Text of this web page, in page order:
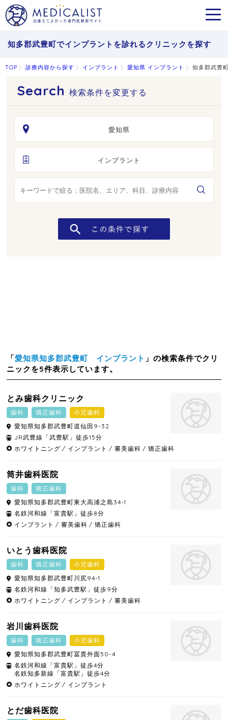
知多郡武豊町でインプラントを診れるクリニックを探す
TOP 診療内容から探す インプラント 愛知県 インプラント 知多郡武豊
検索条件を変更する
愛知県
インプラント
「愛知県知多郡武豊町 インプラント 」の検索条件でクリ
ニックを5件表示しています。
とみ歯科クリニック
歯科 矯正歯科
小児歯科
愛知県知多郡武豊町道仙田9-32
JR武豊線「武豊駅」徒歩15分
ホワイトニング
インプラント 審美歯科 矯正歯科
筒井歯科医院
歯科
矯正歯科
愛知県知多郡武豊町東大高浦之島34-1
名鉄河和線「富貴駅」徒歩8分
インプラント
審美歯科 矯正歯科
いとう歯科医院
歯科 矯正歯科
小児歯科
愛知県知多郡武豊町 川尻94-1
名鉄河和線「知多武豊駅」徒歩9分
ホワイトニング
インプラント 審美歯科
岩川歯科医院
歯科 矯正歯科
小児歯科
愛知県知多郡武豊町冨貴外面50-4
名鉄河和線「富貴駅」徒歩4分
名鉄知多新線「富貴駅」徒歩4分
ホワイトニング
インプラント
とだ歯科医院